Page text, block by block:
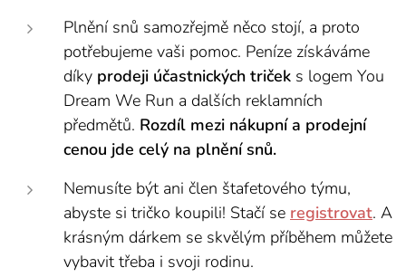
Plnění snů samozřejmě něco stojí, a proto
potřebujeme vaši pomoc. Peníze získáváme
díky prodeji účastnických triček s logem You
Dream We Run a dalších reklamních
předmětů. Rozdíl mezi nákupní a prodejní
cenou jde celý na plnění snů.
Nemusíte být ani člen štafetového týmu,
abyste si tričko koupili! Stačí se registrovat. A
krásným dárkem se skvělým příběhem můžete
vybavit třeba i svoji rodinu.